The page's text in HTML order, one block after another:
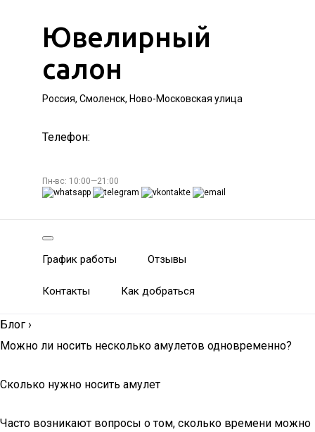
Ювелирный
салон
Россия, Смоленск, Ново-Московская улица
Телефон:
Пн-вс: 10:00—21:00
График работы Отзывы
Контакты Как добраться
Блог ›
Можно ли носить несколько амулетов одновременно?
Сколько нужно носить амулет
Часто возникают вопросы о том, сколько времени можно